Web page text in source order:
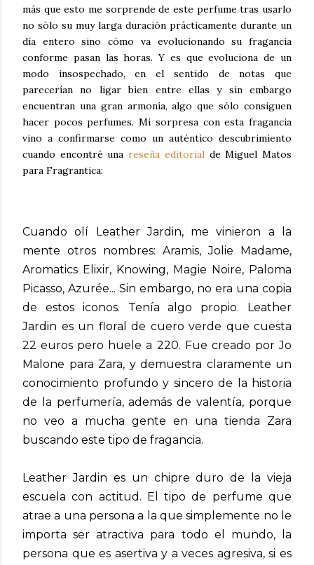
más que esto me sorprende de este perfume tras usarlo
no sólo su muy larga duración prácticamente durante un
día entero sino cómo va evolucionando su fragancia
conforme pasan las horas. Y es que evoluciona de un
modo insospechado, en el sentido de notas que
parecerían no ligar bien entre ellas y sin embargo
encuentran una gran armonía, algo que sólo consiguen
hacer pocos perfumes. Mi sorpresa con esta fragancia
vino a confirmarse como un auténtico descubrimiento
cuando encontré unareseña editorialde Miguel Matos
para Fragrantica:
Cuando olí Leather Jardin, me vinieron a la
mente otros nombres: Aramis, Jolie Madame,
Aromatics Elixir, Knowing, Magie Noire, Paloma
Picasso, Azurée... Sin embargo, no era una copia
de estos iconos. Tenía algo propio. Leather
Jardin es un floral de cuero verde que cuesta
22 euros pero huele a 220. Fue creado por Jo
Malone para Zara, y demuestra claramente un
conocimiento profundo y sincero de la historia
de la perfumería, además de valentía, porque
no veo a mucha gente en una tienda Zara
buscando este tipo de fragancia.
Leather Jardin es un chipre duro de la vieja
escuela con actitud. El tipo de perfume que
atrae a una persona a la que simplemente no le
importa ser atractiva para todo el mundo, la
persona que es asertiva y a veces agresiva, si es